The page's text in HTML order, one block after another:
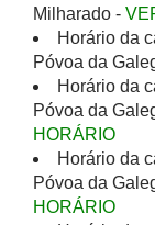
Milharado -
Horário da
Póvoa da
Horário da
Póvoa da
HORÁRIO
Horário da
Póvoa da
HORÁRIO